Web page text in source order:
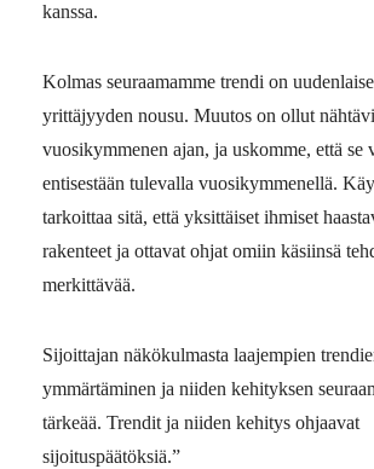
kanssa.
Kolmas seuraamamme trendi on
yrittäjyyden nousu. Muutos on ollut
vuosikymmenen ajan, ja uskomme, että se
entisestään tulevalla vuosikymmenellä.
tarkoittaa sitä, että yksittäiset ihmiset
rakenteet ja ottavat ohjat omiin käsiinsä
merkittävää.
Sijoittajan näkökulmasta laajempien
ymmärtäminen ja niiden kehityksen
tärkeää. Trendit ja niiden kehitys ohjaavat
sijoituspäätöksiä.”